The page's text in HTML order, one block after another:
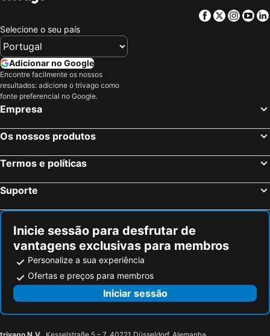
Colyton, bed and breakfasts
Chagford, bed and breakfasts
Dartington, bed and breakfasts
Kingswear, bed and breakfasts
Salcombe, bed and breakfasts
Moretonhampstead, bed and breakfasts
Ashburton, bed and breakfasts
Lifton, bed and breakfasts
Facebook
Twitter
Selecione o seu país
Adicionar no Google
Encontre facilmente os nossos
resultados: adicione o trivago como
fonte preferencial no Google.
Empresa
Os nossos produtos
Termos e políticas
Suporte
Inicie sessão para desfrutar de
vantagens exclusivas para membros
Personalize a sua experiência
Ofertas e preços para membros
Iniciar sessão